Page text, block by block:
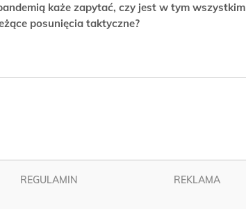
każe zapytać, czy jest w tym wszystkim
posunięcia taktyczne?
REGULAMIN REKLAMA